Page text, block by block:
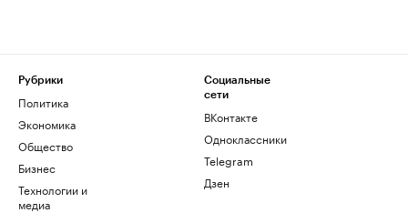
Рубрики
Политика
Экономика
Общество
Бизнес
Технологии и
медиа
Социальные
сети
ВКонтакте
Одноклассники
Telegram
Дзен